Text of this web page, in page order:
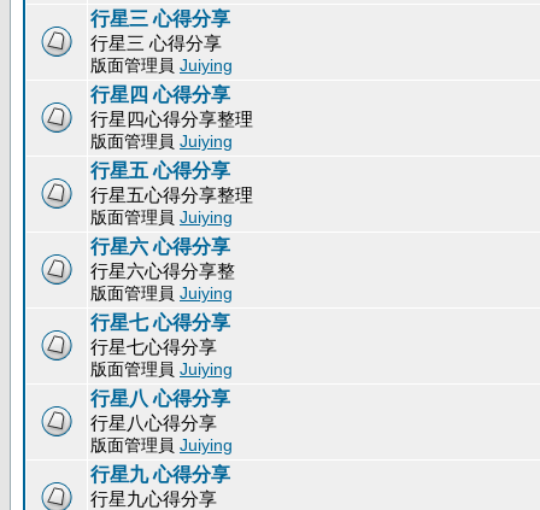
行星三 心得分享
行星三 心得分享
版面管理員 Juiying
行星四 心得分享
行星四心得分享整理
版面管理員 Juiying
行星五 心得分享
行星五心得分享整理
版面管理員 Juiying
行星六 心得分享
行星六心得分享整
版面管理員 Juiying
行星七 心得分享
行星七心得分享
版面管理員 Juiying
行星八 心得分享
行星八心得分享
版面管理員 Juiying
行星九 心得分享
行星九心得分享